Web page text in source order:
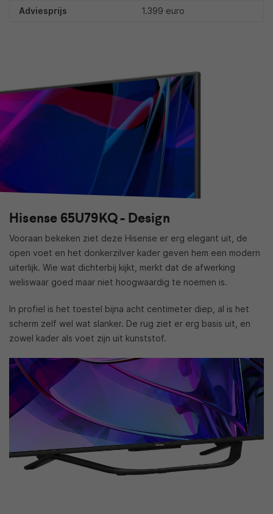
Adviesprijs 1.399 euro
Hisense 65U79KQ - Design
Vooraan bekeken ziet deze Hisense er erg elegant uit, de
open voet en het donkerzilver kader geven hem een modern
uiterlijk. Wie wat dichterbij kijkt, merkt dat de afwerking
weliswaar goed maar niet hoogwaardig te noemen is.
In profiel is het toestel bijna acht centimeter diep, al is het
scherm zelf wel wat slanker. De rug ziet er erg basis uit, en
zowel kader als voet zijn uit kunststof.